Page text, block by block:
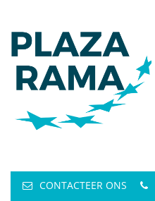
CONTACTEER ONS